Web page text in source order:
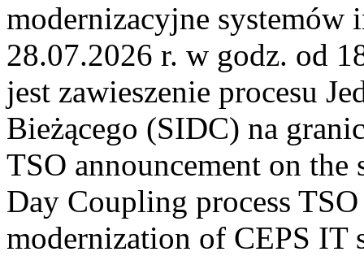
modernizacyjne
28.07.2026 r. w godz. od
jest zawieszenie procesu
Bieżącego (SIDC) na
TSO announcement on
Day Coupling process
modernization of CEPS IT